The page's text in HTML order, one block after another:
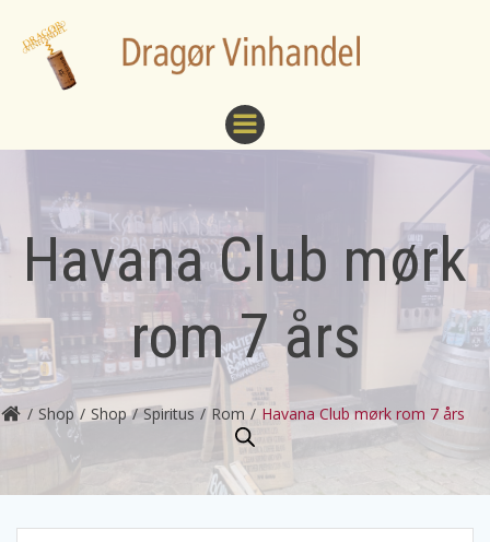
indhold
Havana Club mørk
rom 7 års
Shop Shop Spiritus Rom Havana Club mørk rom 7 års